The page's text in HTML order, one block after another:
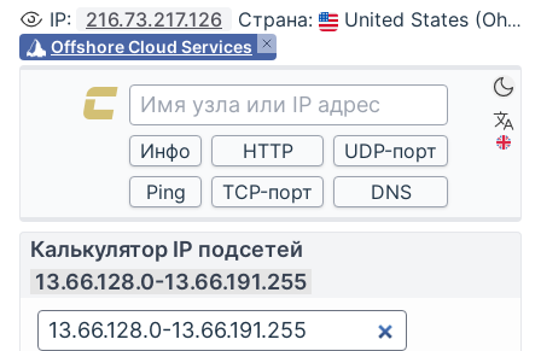
IP: 216.73.217.126 Страна: United States (Ohio, Columbus)
Offshore Cloud Services
Калькулятор IP подсетей
13.66.128.0-13.66.191.255